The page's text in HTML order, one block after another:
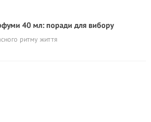
40 мл: поради для вибору
ритму життя